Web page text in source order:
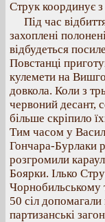
Струк координує
Під час
захоплені
відбудеться
Повстанці
кулемети на
довкола. Коли з
червоний десант,
більше скріпило
Тим часом у
Гончара-Бурлаки
розгромили
Боярки. Ілько
Чорнобильському
50 сіл
партизанські